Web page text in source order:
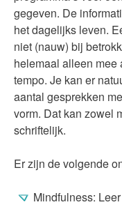
gegeven. De
het dagelijks leven.
niet (nauw) bij
helemaal alleen mee
tempo. Je kan er
aantal gesprekken
vorm. Dat kan zowel
schriftelijk.
Er zijn de volgende
Mindfulness: